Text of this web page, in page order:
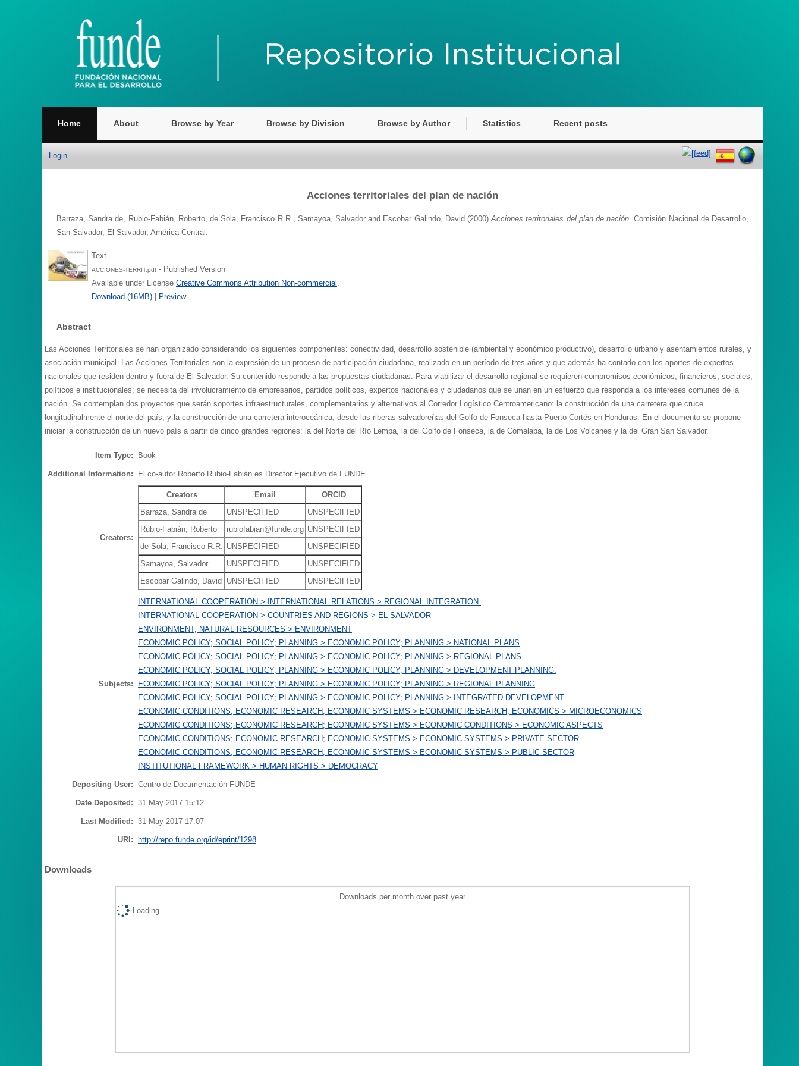
Home About Browse by Year Browse by Division Browse by Author Statistics Recent posts
Login
Acciones territoriales del plan de nación
Barraza, Sandra de Rubio-Fabián, Roberto,de Sola, Francisco R.R. Samayoa, Salvador and Escobar Galindo, David (2000)Acciones territoriales del plan de nación. Comisión Nacional de Desarrollo,
San Salvador, El Salvador, América Central.
Text
ACCIONES-TERRIT.pdf - Published Version
Available under License Creative Commons Attribution Non-commercial
Download (16MB) | Preview
Abstract
Las Acciones Territoriales se han organizado considerando los siguientes componentes: conectividad, desarrollo sostenible (ambiental y económico productivo), desarrollo urbano y asentamientos rurales, y
asociación municipal. Las Acciones Territoriales son la expresión de un proceso de participación ciudadana, realizado en un período de tres años y que además ha contado con los aportes de expertos
nacionales que residen dentro y fuera de El Salvador. Su contenido responde a las propuestas ciudadanas. Para viabilizar el desarrollo regional se requieren compromisos económicos, financieros, sociales,
políticos e institucionales; se necesita del involucramiento de empresarios, partidos políticos, expertos nacionales y ciudadanos que se unan en un esfuerzo que responda a los intereses comunes de la
nación. Se contemplan dos proyectos que serán soportes infraestructurales, complementarios y alternativos al Corredor Logístico Centroamericano: la construcción de una carretera que cruce
longitudinalmente el norte del país, y la construcción de una carretera interoceánica, desde las riberas salvadoreñas del Golfo de Fonseca hasta Puerto Cortés en Honduras. En el documento se propone
iniciar la construcción de un nuevo país a partir de cinco grandes regiones: la del Norte del Río Lempa, la del Golfo de Fonseca, la de Comalapa, la de Los Volcanes y la del Gran San Salvador.
Item Type: Book
Additional Information: El co-autor Roberto Rubio-Fabián es Director Ejecutivo de FUNDE.
Creators:
Creators Email
ORCID
Barraza, Sandra de
UNSPECIFIED
UNSPECIFIED
Rubio-Fabián, Roberto
rubiofabian@funde.org UNSPECIFIED
de Sola, Francisco R.R.
UNSPECIFIED
UNSPECIFIED
Samayoa, Salvador
UNSPECIFIED
UNSPECIFIED
Escobar Galindo, David
UNSPECIFIED UNSPECIFIED
Subjects:
INTERNATIONAL COOPERATION > INTERNATIONAL RELATIONS > REGIONAL INTEGRATION.
INTERNATIONAL COOPERATION > COUNTRIES AND REGIONS > EL SALVADOR
ENVIRONMENT; NATURAL RESOURCES > ENVIRONMENT
ECONOMIC POLICY; SOCIAL POLICY; PLANNING > ECONOMIC POLICY; PLANNING > NATIONAL PLANS
ECONOMIC POLICY; SOCIAL POLICY; PLANNING > ECONOMIC POLICY; PLANNING > REGIONAL PLANS
ECONOMIC POLICY; SOCIAL POLICY; PLANNING > ECONOMIC POLICY; PLANNING > DEVELOPMENT PLANNING.
ECONOMIC POLICY; SOCIAL POLICY; PLANNING > ECONOMIC POLICY; PLANNING > REGIONAL PLANNING
ECONOMIC POLICY; SOCIAL POLICY; PLANNING > ECONOMIC POLICY; PLANNING > INTEGRATED DEVELOPMENT
ECONOMIC CONDITIONS; ECONOMIC RESEARCH; ECONOMIC SYSTEMS > ECONOMIC RESEARCH; ECONOMICS > MICROECONOMICS
ECONOMIC CONDITIONS; ECONOMIC RESEARCH; ECONOMIC SYSTEMS > ECONOMIC CONDITIONS > ECONOMIC ASPECTS
ECONOMIC CONDITIONS; ECONOMIC RESEARCH; ECONOMIC SYSTEMS > ECONOMIC SYSTEMS > PRIVATE SECTOR
ECONOMIC CONDITIONS; ECONOMIC RESEARCH; ECONOMIC SYSTEMS > ECONOMIC SYSTEMS > PUBLIC SECTOR
INSTITUTIONAL FRAMEWORK > HUMAN RIGHTS > DEMOCRACY
Depositing User: Centro de Documentación FUNDE
Date Deposited: 31 May 2017 15:12
Last Modified: 31 May 2017 17:07
URI: http://repo.funde.org/id/eprint/1298
Downloads
Downloads per month over past year
Loading...